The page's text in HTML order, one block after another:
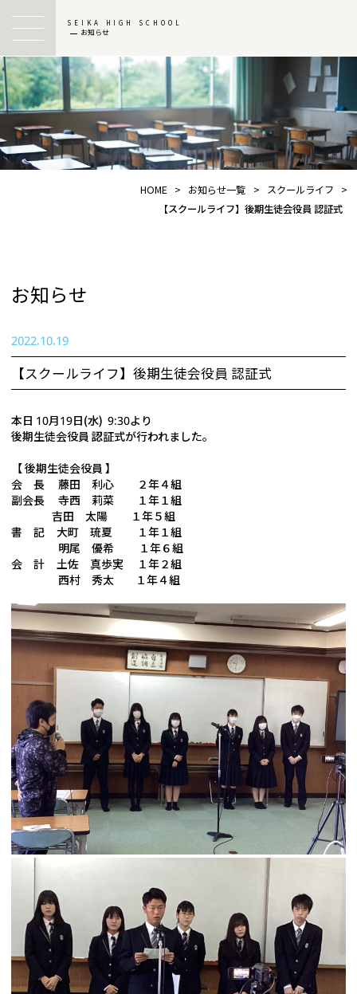
SEIKA HIGH SCHOOL
お知らせ
HOME > お知らせ一覧 > スクールライフ
>
【スクールライフ】後期生徒会役員 認証式
お知らせ
2022.10.19
【スクールライフ】後期生徒会役員 認証式
本日 10月19日(水) 9:30より
後期生徒会役員 認証式が行われました。
【 後期生徒会役員 】
会 長 藤田 利心 ２年４組
副会長 寺西 莉菜 １年１組
吉田 太陽 １年５組
書 記 大町 琉夏 １年１組
明尾 優希 １年６組
会 計 土佐 真歩実 １年２組
西村 秀太 １年４組